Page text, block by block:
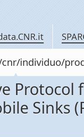
individuo/
Protocol
Sinks